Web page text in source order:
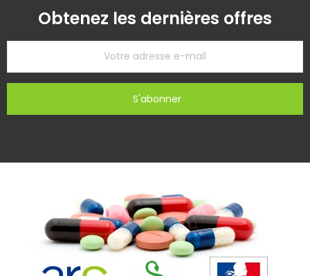
Obtenez les dernières offres
S'abonner